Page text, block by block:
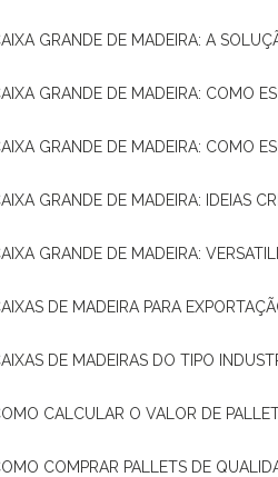
CAIXA GRANDE DE MADEIRA: A
CAIXA GRANDE DE MADEIRA: COMO
CAIXA GRANDE DE MADEIRA: COMO
CAIXA GRANDE DE MADEIRA: IDEIAS
CAIXA GRANDE DE MADEIRA:
CAIXAS DE MADEIRA PARA
CAIXAS DE MADEIRAS DO TIPO
COMO CALCULAR O VALOR DE
COMO COMPRAR PALLETS DE